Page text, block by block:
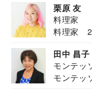
栗原 友
料理家
料理家
田中 昌子
モンテッ
ズハウス
モンテッ